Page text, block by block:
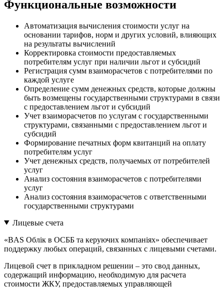
Функциональные возможности
Автоматизация вычисления стоимости услуг на
основании тарифов, норм и других условий, влияющих
на результаты вычислений
Корректировка стоимости предоставляемых
потребителям услуг при наличии льгот и субсидий
Регистрация сумм взаиморасчетов с потребителями по
каждой услуге
Определение сумм денежных средств, которые должны
быть возмещены государственными структурами в связи
с предоставлением льгот и субсидий
Учет взаиморасчетов по услугам с государственными
структурами, связанными с предоставлением льгот и
субсидий
Формирование печатных форм квитанций на оплату
потребителям услуг
Учет денежных средств, получаемых от потребителей
услуг
Анализ состояния взаиморасчетов с потребителями
услуг
Анализ состояния взаиморасчетов с ответственными
государственными структурами
Лицевые счета
«BAS Облік в ОСББ та керуючих компаніях» обеспечивает
поддержку любых операций, связанных с лицевыми счетами.
Лицевой счет в прикладном решении – это свод данных,
содержащий информацию, необходимую для расчета
стоимости ЖКУ, предоставляемых управляющей